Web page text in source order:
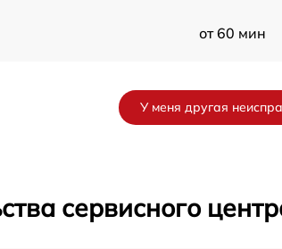
от 60 мин
У меня другая
сервисного